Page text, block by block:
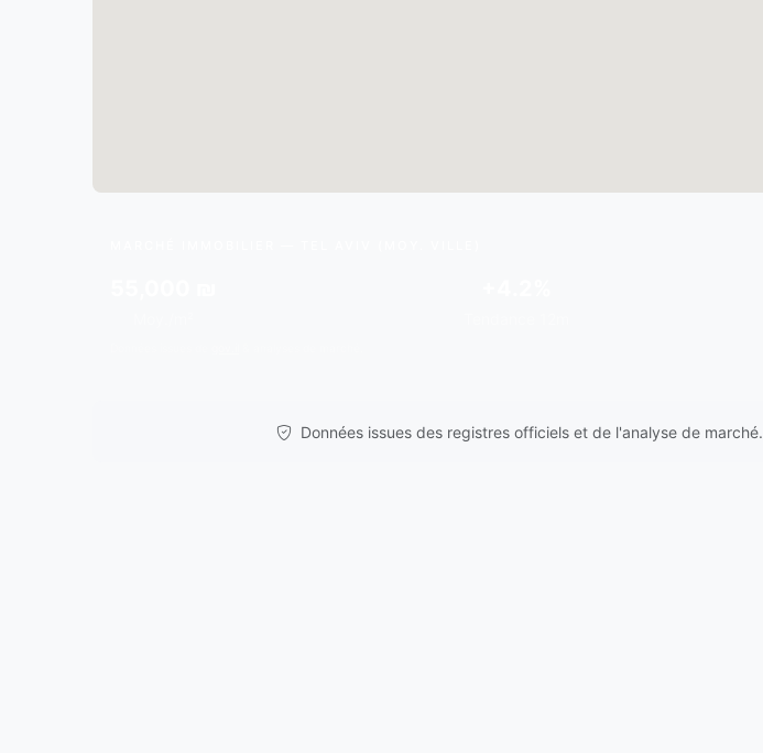
Données issues des registres officiels et de l'analyse de marché.